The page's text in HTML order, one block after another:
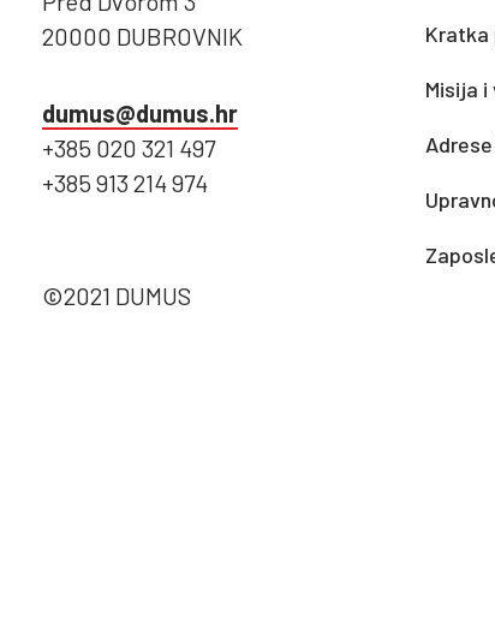
20000 DUBROVNIK
dumus@dumus.hr
+385 020 321 497
+385 913 214 974
©2021 DUMUS
Misija i